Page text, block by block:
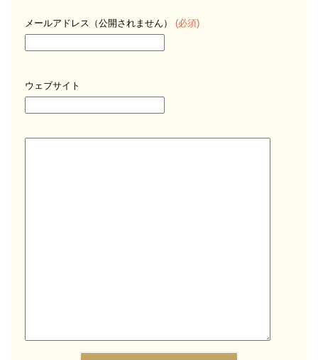
メールアドレス（公開されません） (必須)
ウェブサイト